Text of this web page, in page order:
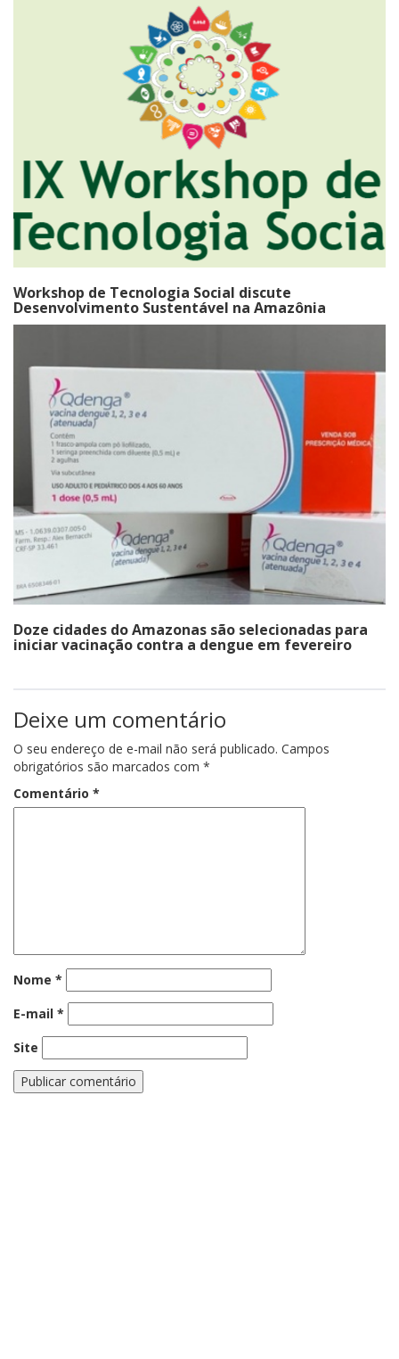
Workshop de Tecnologia Social discute
Desenvolvimento Sustentável na Amazônia
Doze cidades do Amazonas são selecionadas para
iniciar vacinação contra a dengue em fevereiro
Deixe um comentário
O seu endereço de e-mail não será publicado. Campos
obrigatórios são marcados com *
Comentário *
Nome *
E-mail *
Site